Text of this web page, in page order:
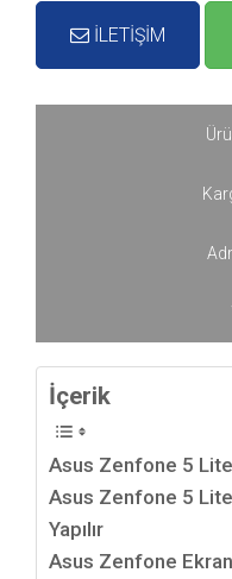
İLETİŞİM
İçerik
Asus Zenfone 5
Asus Zenfone 5
Yapılır
Asus Zenfone Ekran